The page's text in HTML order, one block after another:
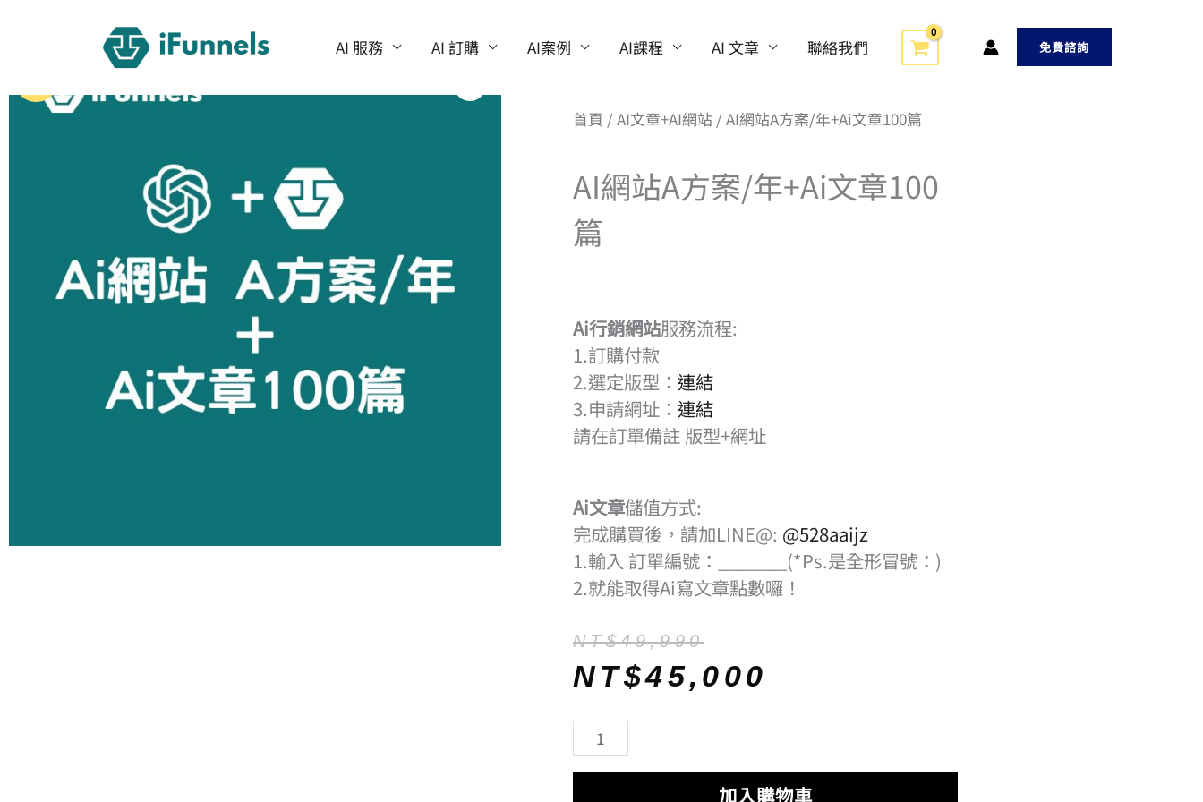
AI 服務 AI 訂購 AI案例 AI課程 AI 文章 聯絡我們 免費諮詢
首頁 / AI文章+AI網站 / AI網站A方案/年+Ai文章100篇
AI網站A方案/年+Ai文章100
篇
Ai行銷網站服務流程​:
1.訂購付款
2.選定版型： 連結
3.申請網址： 連結
請在訂單備註 版型+網址
Ai文章儲值方式:
完成購買後，請加LINE@: @528aaijz
1.輸入 訂單編號：_______(*Ps.是全形冒號：)
2.就能取得Ai寫文章點數囉！
NT$49,990
原
始
價
NT$49,990。
NT$45,000
目
前
價
NT$45,000。
網
加入購物車